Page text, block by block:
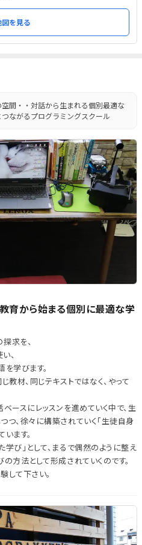
図を見る
間・・対話から生まれる個別最適な
ながるプログラミングスクール
育から始まる個別に最適な学
求を、
、
学びます。
教材、同じテキストではなく、やって
ースにレッスンを進めていく中で、生
つ、徐々に構築されていく「生徒自身
ます。
び」として、まるで偶然のように整え
方法として形成されていくのです。
して下さい。